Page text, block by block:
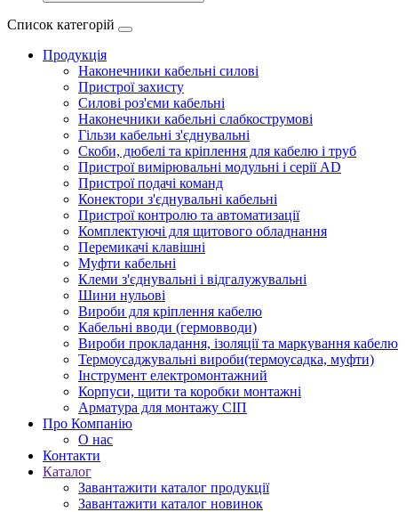
Список категорій
Продукція
Наконечники кабельні силові
Пристрої захисту
Силові роз'єми кабельні
Наконечники кабельні слабкострумові
Гільзи кабельні з'єднувальні
Скоби, дюбелі та кріплення для кабелю і труб
Пристрої вимірювальні модульні і серії AD
Пристрої подачі команд
Конектори з'єднувальні кабельні
Пристрої контролю та автоматизації
Комплектуючі для щитового обладнання
Перемикачі клавішні
Муфти кабельні
Клеми з'єднувальні і відгалужувальні
Шини нульові
Вироби для кріплення кабелю
Кабельні вводи (гермовводи)
Вироби прокладання, iзоляції та маркування кабелю
Термоусаджувальні вироби(термоусадка, муфти)
Інструмент електромонтажний
Корпуси, щити та коробки монтажні
Арматура для монтажу СІП
Про Компанію
О нас
Контакти
Каталог
Завантажити каталог продукції
Завантажити каталог новинок